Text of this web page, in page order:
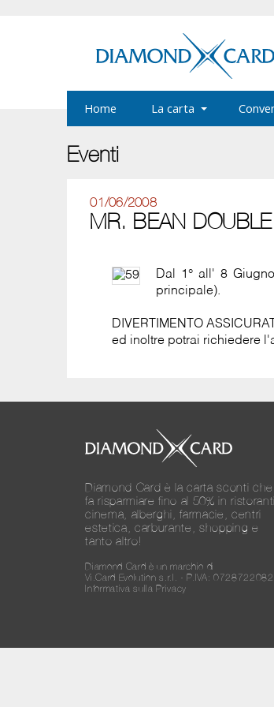
Home La carta
Eventi
01/06/2008
MR. BEAN
Dal 1° all' 8
principale).
DIVERTIMENTO
ed inoltre potrai richiedere
Diamond Card è la carta sconti che
fa risparmiare fino al 50% in ristoranti,
cinema, alberghi, farmacie, centri
estetica, carburante, shopping e
tanto altro!
Diamond Card è un marchio di
Vi.Card Evolution s.r.l. - P.IVA:
Informativa sulla Privacy